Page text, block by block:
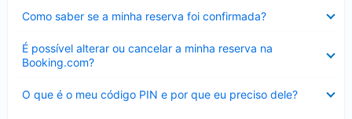
Como saber se a minha reserva foi confirmada?
É possível alterar ou cancelar a minha reserva na
Booking.com?
Contraído
O que é o meu código PIN e por que eu preciso dele?